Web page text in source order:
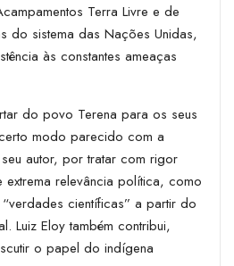
Terra Livre e de
do sistema das Nações Unidas,
às constantes ameaças
do povo Terena para os seus
modo parecido com a
autor, por tratar com rigor
extrema relevância política, como
científicas” a partir do
Luiz Eloy também contribui,
o papel do indígena